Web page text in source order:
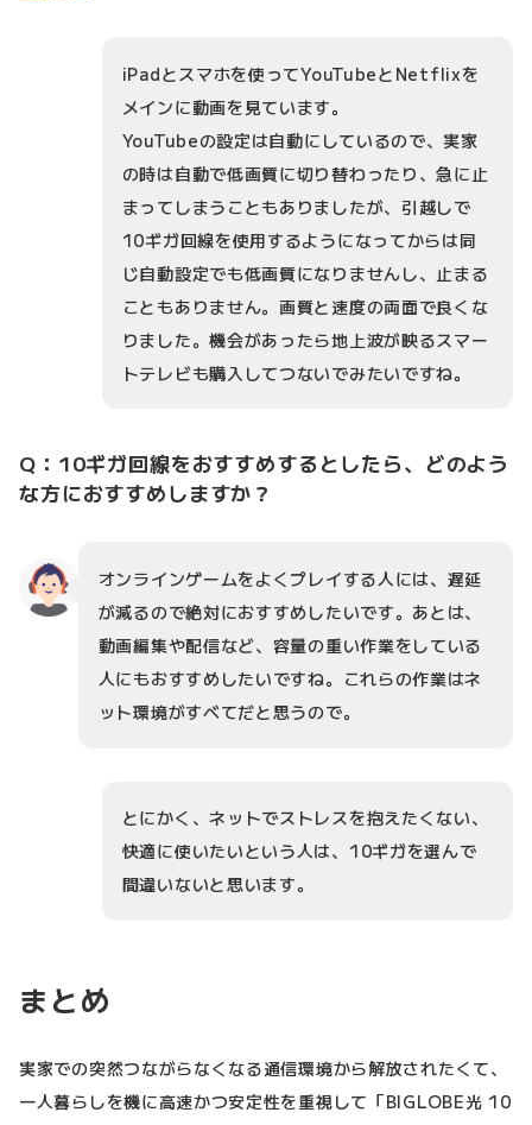
iPadとスマホを使ってYouTubeとNetflixを
メインに動画を見ています。
YouTubeの設定は自動にしているので、実家
の時は自動で低画質に切り替わったり、急に止
まってしまうこともありましたが、引越しで
10ギガ回線を使用するようになってからは同
じ自動設定でも低画質になりませんし、止まる
こともありません。画質と速度の両面で良くな
りました。機会があったら地上波が映るスマー
トテレビも購入してつないでみたいですね。
Q：10ギガ回線をおすすめするとしたら、どのよう
な方におすすめしますか？
オンラインゲームをよくプレイする人には、遅延
が減るので絶対におすすめしたいです。あとは、
動画編集や配信など、容量の重い作業をしている
人にもおすすめしたいですね。これらの作業はネ
ット環境がすべてだと思うので。
とにかく、ネットでストレスを抱えたくない、
快適に使いたいという人は、10ギガを選んで
間違いないと思います。
まとめ
実家での突然つながらなくなる通信環境から解放されたくて、
一人暮らしを機に高速かつ安定性を重視して「BIGLOBE光 10